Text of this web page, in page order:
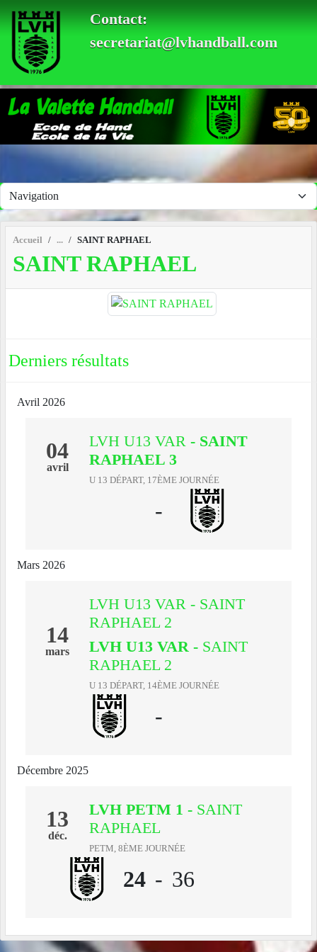
Contact:
secretariat@lvhandball.com
Accueil SAINT RAPHAEL
SAINT RAPHAEL
Derniers résultats
Avril 2026
04
avril
LVH U13 VAR - SAINT
RAPHAEL 3
U 13 DÉPART, 17ÈME JOURNÉE
-
Mars 2026
14
mars
LVH U13 VAR - SAINT
RAPHAEL 2
LVH U13 VAR - SAINT
RAPHAEL 2
U 13 DÉPART, 14ÈME JOURNÉE
-
Décembre 2025
13
déc.
LVH PETM 1 - SAINT
RAPHAEL
PETM, 8ÈME JOURNÉE
24 - 36
Panneau de gestion des cookies